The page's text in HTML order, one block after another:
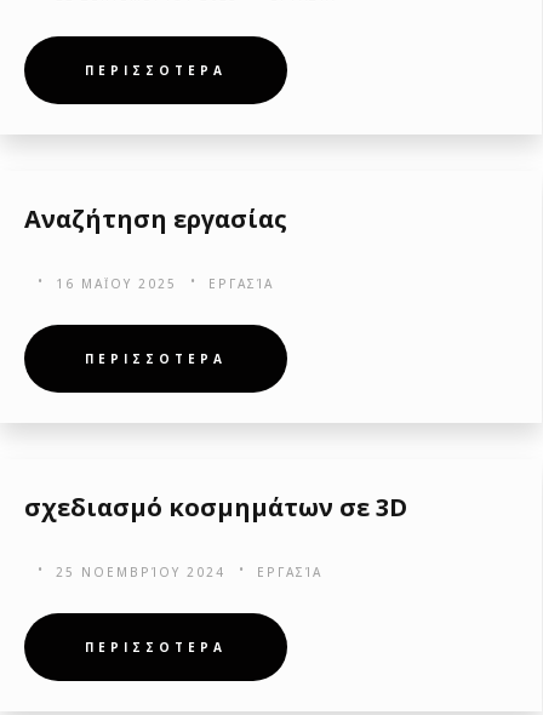
ΠΕΡΙΣΣΟΤΕΡΑ
Αναζήτηση εργασίας
16 ΜΑΪ́ΟΥ 2025 ΕΡΓΑΣΊΑ
ΠΕΡΙΣΣΟΤΕΡΑ
σχεδιασμό κοσμημάτων σε 3D
25 ΝΟΕΜΒΡΊΟΥ 2024 ΕΡΓΑΣΊΑ
ΠΕΡΙΣΣΟΤΕΡΑ